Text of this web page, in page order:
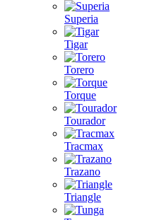
Superia
Tigar
Torero
Torque
Tourador
Tracmax
Trazano
Triangle